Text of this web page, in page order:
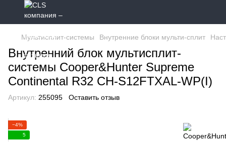
Мультисплит-системы Внутренние блоки мульти-сплит
Внутренний блок мультисплит-
системы Cooper&Hunter Supreme
Continental R32 CH-S12FTXAL-WP(I)
Артикул: 255095 Оставить отзыв
−4%
5